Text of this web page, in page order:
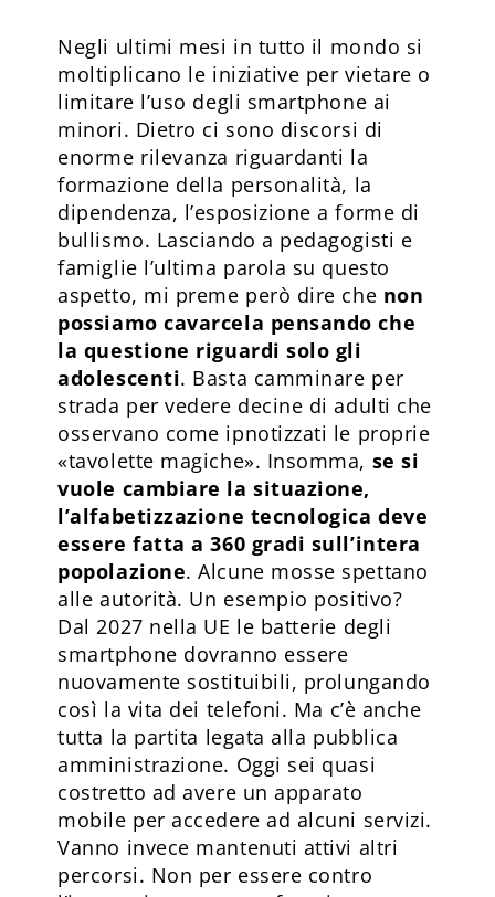
Negli ultimi mesi in tutto il mondo si
moltiplicano le iniziative per vietare o
limitare l’uso degli smartphone ai
minori. Dietro ci sono discorsi di
enorme rilevanza riguardanti la
formazione della personalità, la
dipendenza, l’esposizione a forme di
bullismo. Lasciando a pedagogisti e
famiglie l’ultima parola su questo
aspetto, mi preme però dire che non
possiamo cavarcela pensando che
la questione riguardi solo gli
adolescenti. Basta camminare per
strada per vedere decine di adulti che
osservano come ipnotizzati le proprie
«tavolette magiche». Insomma, se si
vuole cambiare la situazione,
l’alfabetizzazione tecnologica deve
essere fatta a 360 gradi sull’intera
popolazione. Alcune mosse spettano
alle autorità. Un esempio positivo?
Dal 2027 nella UE le batterie degli
smartphone dovranno essere
nuovamente sostituibili, prolungando
così la vita dei telefoni. Ma c’è anche
tutta la partita legata alla pubblica
amministrazione. Oggi sei quasi
costretto ad avere un apparato
mobile per accedere ad alcuni servizi.
Vanno invece mantenuti attivi altri
percorsi. Non per essere contro